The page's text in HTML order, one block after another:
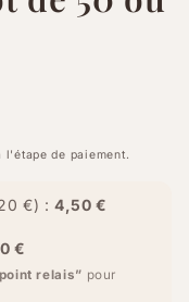
l'étape de paiement.
€) :4,50 €
€
relais” pour